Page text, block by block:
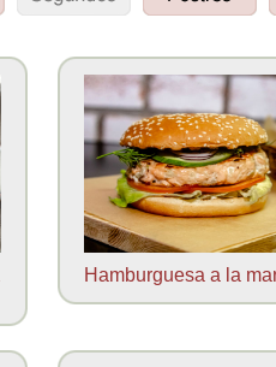
Hamburguesa a la